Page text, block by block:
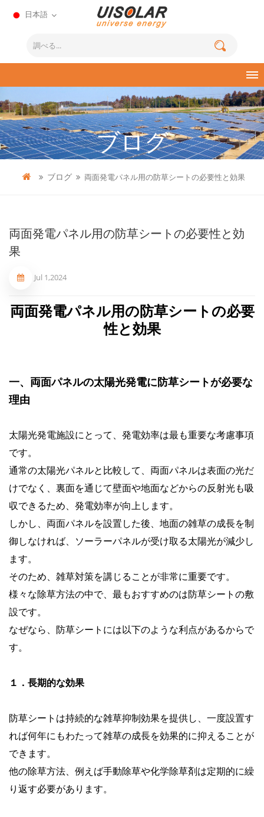
日本語
ブログ
ブログ 両面発電パネル用の防草シートの必要性と効果
両面発電パネル用の防草シートの必要性と効
果
Jul 1,2024
両面発電パネル用の防草シートの必要
性と効果
一、両面パネルの太陽光発電に防草シートが必要な
理由
太陽光発電施設にとって、発電効率は最も重要な考慮事項
です。
通常の太陽光パネルと比較して、両面パネルは表面の光だ
けでなく、裏面を通じて壁面や地面などからの反射光も吸
収できるため、発電効率が向上します。
しかし、両面パネルを設置した後、地面の雑草の成長を制
御しなければ、ソーラーパネルが受け取る太陽光が減少し
ます。
そのため、雑草対策を講じることが非常に重要です。
様々な除草方法の中で、最もおすすめのは防草シートの敷
設です。
なぜなら、防草シートには以下のような利点があるからで
す。
１．長期的な効果
防草シートは持続的な雑草抑制効果を提供し、一度設置す
れば何年にもわたって雑草の成長を効果的に抑えることが
できます。
他の除草方法、例えば手動除草や化学除草剤は定期的に繰
り返す必要があります。